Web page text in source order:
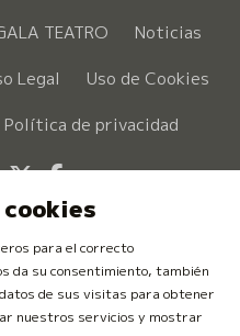
TEATRO
Noticias
Legal
Uso de Cookies
Política de privacidad
instagram
a youtube
Link a twitter
Link a
para el correcto
da su consentimiento, también
de sus visitas para obtener
nuestros servicios y mostrar